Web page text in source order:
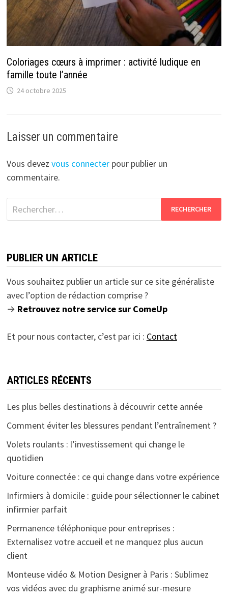
Coloriages cœurs à imprimer : activité ludique en
famille toute l’année
24 octobre 2025
Laisser un commentaire
Vous devez vous connecterpour publier un
commentaire.
Rechercher :
PUBLIER UN ARTICLE
Vous souhaitez publier un article sur ce site généraliste
avec l’option de rédaction comprise ?
→ Retrouvez notre service sur ComeUp
Et pour nous contacter, c’est par ici : Contact
ARTICLES RÉCENTS
Les plus belles destinations à découvrir cette année
Comment éviter les blessures pendant l’entraînement ?
Volets roulants : l’investissement qui change le
quotidien
Voiture connectée : ce qui change dans votre expérience
Infirmiers à domicile : guide pour sélectionner le cabinet
infirmier parfait
Permanence téléphonique pour entreprises :
Externalisez votre accueil et ne manquez plus aucun
client
Monteuse vidéo & Motion Designer à Paris : Sublimez
vos vidéos avec du graphisme animé sur-mesure